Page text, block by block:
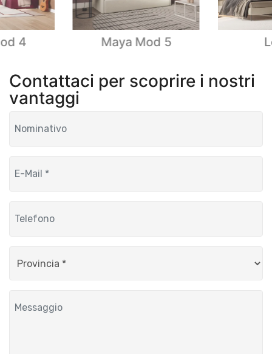
4 Maya Mod 5
Contattaci per scoprire i nostri
vantaggi